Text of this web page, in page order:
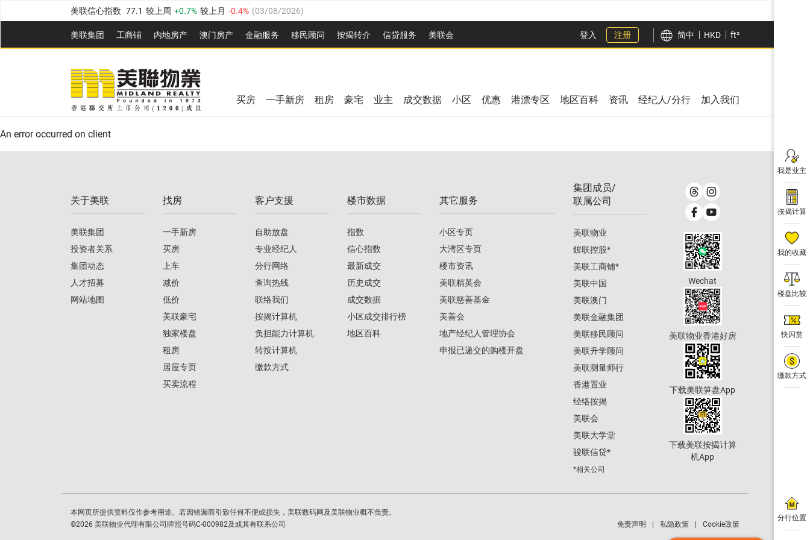
美联信心指数 77.1 较上周 0.7% 较上月 -0.4% (03/08/2026)
全港指数 149.1 较上周 0% 较上月 0.4% 03/08/2026
港岛指数 157.4 较上周 -0.3% 较上月 -0.8% (03/08/2026)
九龙指数 156.4 较上周 -0.1% 较上月
新界指数 134.8 较上周 0.1% 较上月
美联信心指数 77.1 较上周 0.7% 较上月
美联集团 工商铺 内地房产 澳⻔房产 金融服务 移民顾问 按揭转介 信贷服务 美联会
全港指数 149.1 较上周 0% 较上月
美联信心指数 较上周 0.7% 03/08/2026
登入 注册 简中 HKD ft²
我是业主
按揭计算
我的收藏
楼盘比较
快闪赏
缴款方式
分行位置
买房 一手新房 租房 豪宅 业主 成交数据 小区 优惠 港漂专区 地区百科 资讯 经纪人/分行 加入我们
An error occurred on client
关于美联
美联集团
投资者关系
集团动态
人才招募
网站地图
找房
一手新房
买房
上车
减价
低价
美联豪宅
独家楼盘
租房
居屋专页
买卖流程
客户支援
自助放盘
专业经纪人
分行网络
查询热线
联络我们
按揭计算机
负担能力计算机
转按计算机
缴款方式
楼市数据
指数
信心指数
最新成交
历史成交
成交数据
小区成交排行榜
地区百科
其它服务
小区专页
大湾区专页
楼市资讯
美联精英会
美联慈善基金
美善会
地产经纪人管理协会
申报已递交的购楼开盘
集团成员/
联属公司
美联物业
鋑联控股*
美联工商铺*
美联中国
美联澳门
美联金融集团
美联移民顾问
美联升学顾问
美联测量师行
香港置业
经络按揭
美联会
美联大学堂
骏联信贷*
*相关公司
Wechat
美联物业香港好房
下载美联笋盘App
下载美联按揭计算
机App
本网页所提供资料仅作参考用途。若因错漏而引致任何不便或损失，美联数码网及美联物业概不负责。
©2026 美联物业代理有限公司牌照号码C-000982及或其有联系公司 免责声明 私隐政策 Cookie政策